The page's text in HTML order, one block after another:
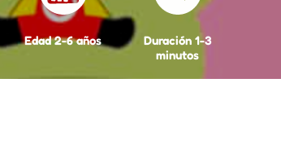
Edad 2-6 años
Duración 1-3
minutos